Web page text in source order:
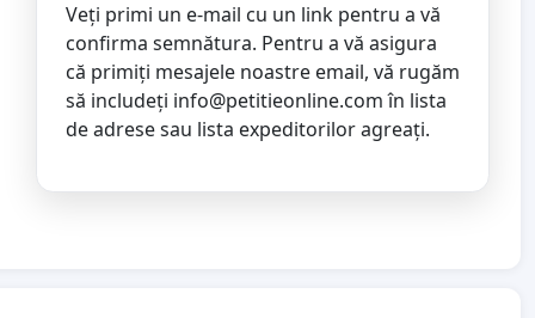
Veți primi un e-mail cu un link pentru a vă
confirma semnătura. Pentru a vă asigura
că primiți mesajele noastre email, vă rugăm
să includeți info@petitieonline.comîn lista
de adrese sau lista expeditorilor agreați.